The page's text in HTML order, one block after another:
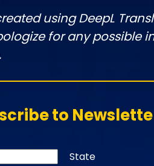
using DeepL
for any possible
to
State